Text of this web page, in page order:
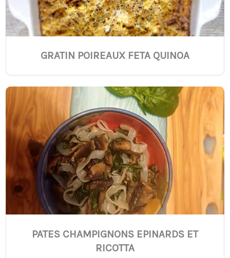
GRATIN POIREAUX FETA QUINOA
PATES CHAMPIGNONS EPINARDS ET
RICOTTA